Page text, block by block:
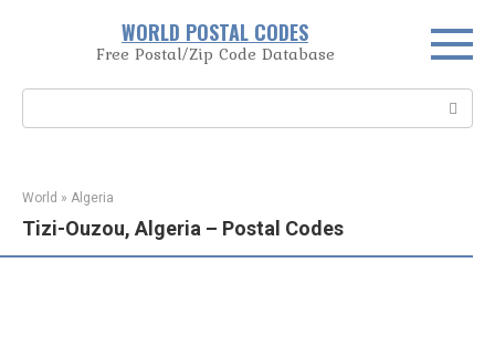
WORLD POSTAL CODES
Free Postal/Zip Code Database
World » Algeria
Tizi-Ouzou, Algeria – Postal Codes